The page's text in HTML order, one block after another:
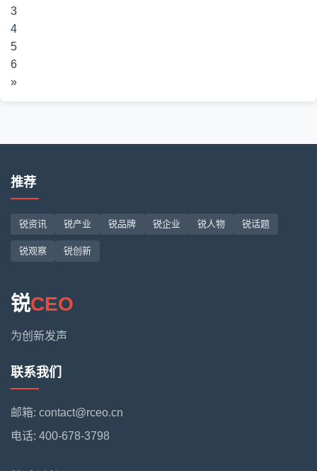
3
4
5
6
»
推荐
锐资讯 锐产业 锐品牌 锐企业 锐人物 锐话题
锐观察 锐创新
锐CEO
为创新发声
联系我们
邮箱: contact@rceo.cn
电话: 400-678-3798